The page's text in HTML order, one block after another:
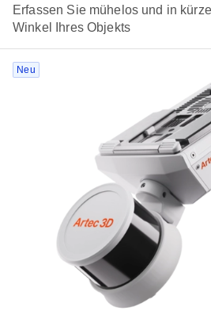
Erfassen Sie mühelos und in
Winkel Ihres Objekts
Neu